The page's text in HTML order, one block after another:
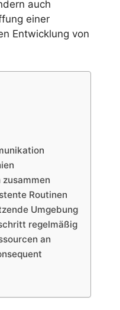
auch
einer
Entwicklung von
zusammen
Routinen
Umgebung
regelmäßig
an